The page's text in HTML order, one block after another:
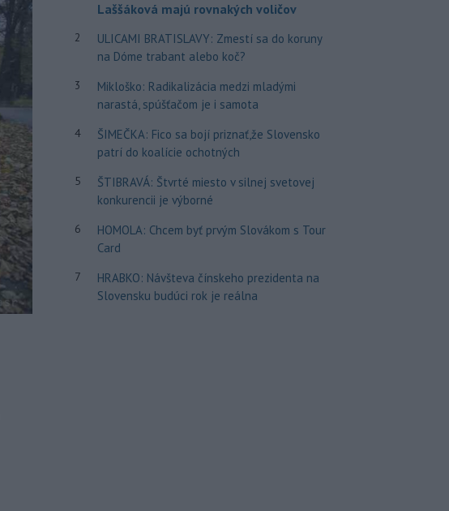
Laššáková majú rovnakých voličov
2
ULICAMI BRATISLAVY: Zmestí sa do koruny
na Dóme trabant alebo koč?
3
Mikloško: Radikalizácia medzi mladými
narastá, spúšťačom je i samota
4
ŠIMEČKA: Fico sa bojí priznať,že Slovensko
patrí do koalície ochotných
5
ŠTIBRAVÁ: Štvrté miesto v silnej svetovej
konkurencii je výborné
6
HOMOLA: Chcem byť prvým Slovákom s Tour
Card
7
HRABKO: Návšteva čínskeho prezidenta na
Slovensku budúci rok je reálna